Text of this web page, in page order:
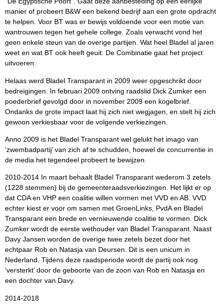
manier of probeert B&W een bekend bedrijf aan een grote opdracht
te helpen. Voor BT was er bewijs voldoende voor een motie van
wantrouwen tegen het gehele college. Zoals verwacht vond het
geen enkele steun van de overige partijen. Wat heel Bladel al jaren
weet en wat BT ook heeft geuit: De Combinatie gaat het project
uitvoeren.
Helaas werd Bladel Transparant in 2009 weer opgeschrikt door
bedreigingen. In februari 2009 ontving raadslid Dick Zumker een
poederbrief gevolgd door in november 2009 een kogelbrief.
Ondanks de grote impact laat hij zich niet wegjagen, en stelt hij zich
gewoon verkiesbaar voor de volgende verkiezingen.
Anno 2009 is het Bladel Transparant wel gelukt het imago van
‘zwembadpartij’ van zich af te schudden, hoewel de concurrentie in
de media het tegendeel probeert te bewijzen.
2010-2014 In maart behaalt Bladel Transparant wederom 3 zetels
(1228 stemmen) bij de gemeenteraadsverkiezingen. Het lijkt er op
dat CDA en VHP een coalitie willen vormen met VVD en AB. VVD
echter kiest er voor om samen met GroenLinks, PvdA en Bladel
Transparant een brede en vernieuwende coalitie te vormen. Dick
Zumker wordt de eerste wethouder van Bladel Transparant. Naast
Davy Jansen worden de overige twee zetels bezet door het
echtpaar Rob en Natasja van Deursen. Dit is een unicum in
Nederland. Tijdens deze raadsperiode wordt de partij ook nog
‘versterkt’ door de geboorte van de zoon van Rob en Natasja en
een dochter van Davy.
2014-2018